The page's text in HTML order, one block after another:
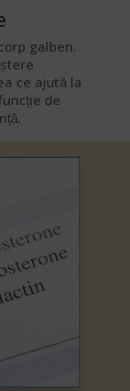
galben.
ce ajută la
de